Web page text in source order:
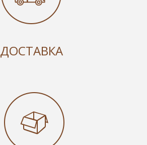
ДОСТАВКА